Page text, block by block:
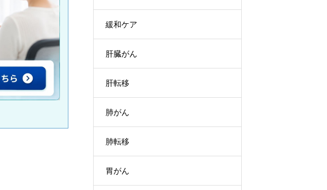
緩和ケア
肝臓がん
肝転移
肺がん
肺転移
胃がん